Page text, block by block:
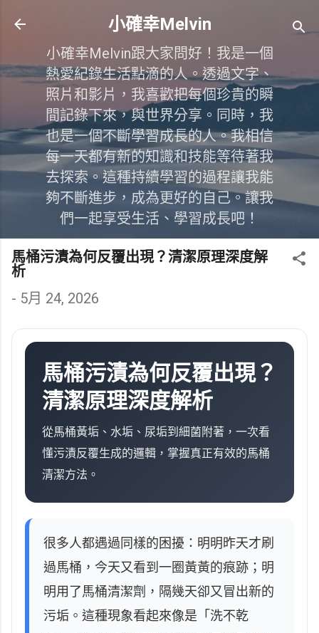
跳到主要內容
小確幸Melvin
小確幸Melvin跟大家問好！我是一個
熱愛紀錄生活點滴的人。透過文字、
照片和影片，我喜歡把每個珍貴的瞬
間記錄下來，與世界分享。同時，我
也是一個不斷學習成長的人。我相信
每一天都有新的知識和技能等待著我
去探索。這種持續學習的過程讓我能
夠不斷進步，成為更好的自己。讓我
們一起享受生活、學習成長吧！
馬桶污漬為何反覆出現？清潔原理深度解
析
- 5月 24, 2026
馬桶污漬為何反覆出現？
清潔原理深度解析
從馬桶黃垢、水垢、尿垢到細菌附著，一次看
懂污漬反覆生成的邏輯，掌握真正有效的馬桶
清潔方法。
很多人都遇過同樣的困擾：明明昨天才刷
過馬桶，今天又看到一圈黃黃的痕跡；明
明用了馬桶清潔劑，隔幾天卻又冒出新的
污垢。這種現象看起來像是「洗不乾